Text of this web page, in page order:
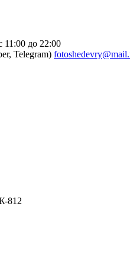
11:00 до 22:00
Telegram)
812